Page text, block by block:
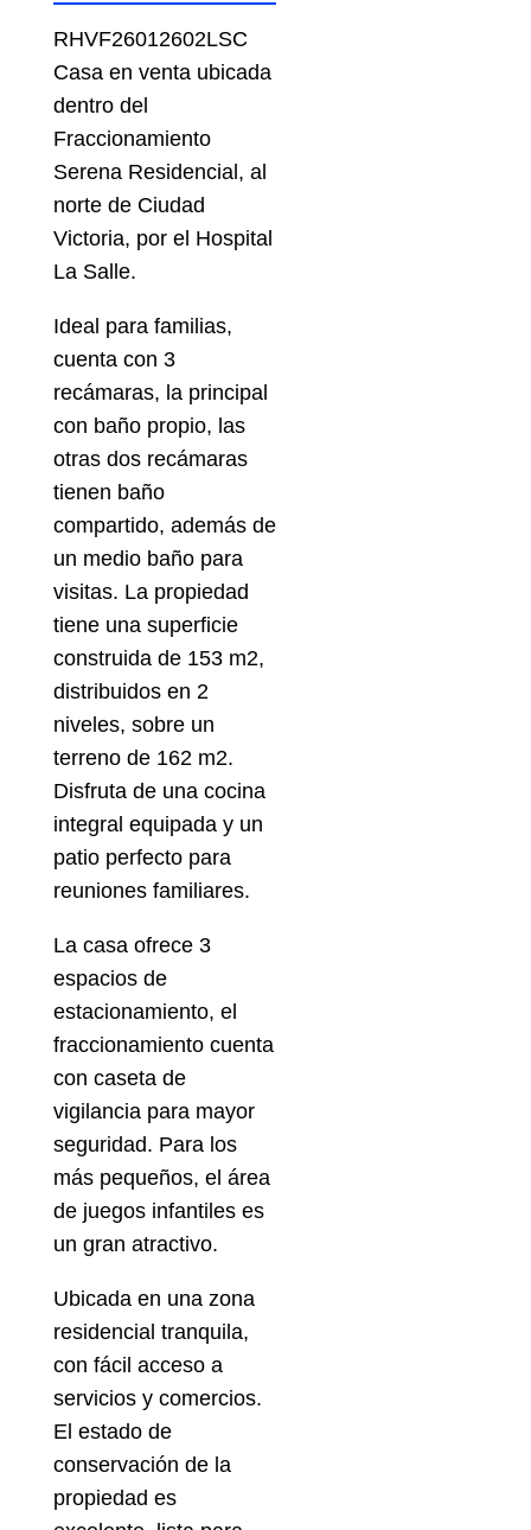
RHVF26012602LSC
Casa en venta ubicada
dentro del
Fraccionamiento
Serena Residencial, al
norte de Ciudad
Victoria, por el Hospital
La Salle.
Ideal para familias,
cuenta con 3
recámaras, la principal
con baño propio, las
otras dos recámaras
tienen baño
compartido, además de
un medio baño para
visitas. La propiedad
tiene una superficie
construida de 153 m2,
distribuidos en 2
niveles, sobre un
terreno de 162 m2.
Disfruta de una cocina
integral equipada y un
patio perfecto para
reuniones familiares.
La casa ofrece 3
espacios de
estacionamiento, el
fraccionamiento cuenta
con caseta de
vigilancia para mayor
seguridad. Para los
más pequeños, el área
de juegos infantiles es
un gran atractivo.
Ubicada en una zona
residencial tranquila,
con fácil acceso a
servicios y comercios.
El estado de
conservación de la
propiedad es